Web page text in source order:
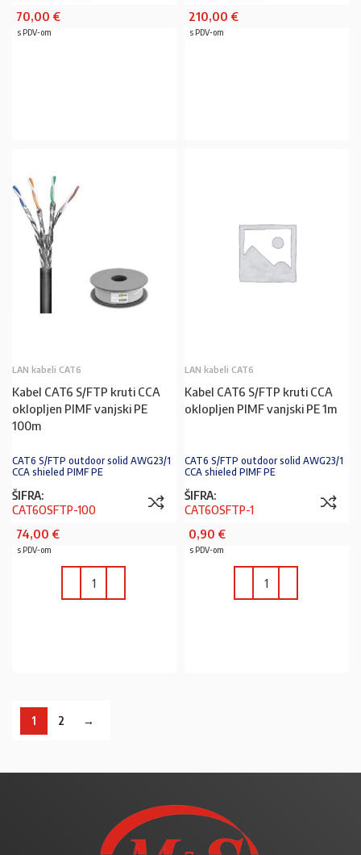
70,00 €
s PDV-om
210,00 €
s PDV-om
LAN kabeli CAT6
Kabel CAT6 S/FTP kruti CCA
oklopljen PIMF vanjski PE
100m
CAT6 S/FTP outdoor solid AWG23/1
CCA shieled PIMF PE
ŠIFRA:
CAT6OSFTP-100
74,00 €
s PDV-om
LAN kabeli CAT6
Kabel CAT6 S/FTP kruti CCA
oklopljen PIMF vanjski PE 1m
CAT6 S/FTP outdoor solid AWG23/1
CCA shieled PIMF PE
ŠIFRA:
CAT6OSFTP-1
0,90 €
s PDV-om
1 2 →